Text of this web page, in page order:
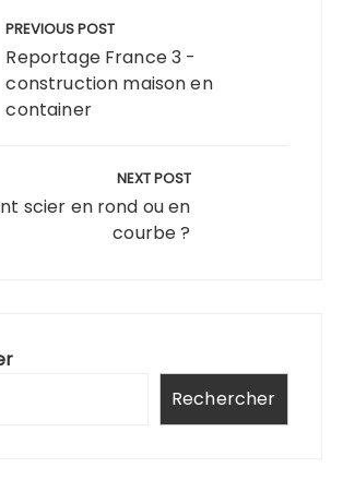
PREVIOUS POST
Reportage France 3 -
construction maison en
container
NEXT POST
scier en rond ou en
courbe ?
Rechercher